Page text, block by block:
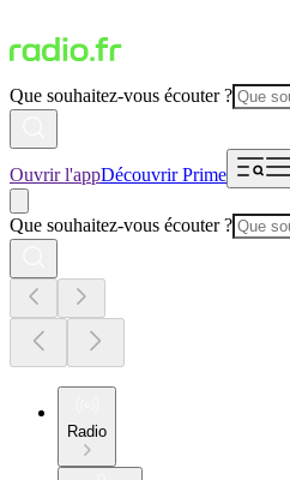
Que souhaitez-vous écouter ?
Ouvrir l'appDécouvrir Prime
Que souhaitez-vous écouter ?
Radio